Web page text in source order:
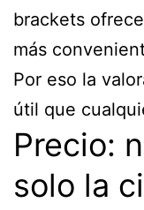
brackets
más
Por eso la
útil que
Precio:
solo la